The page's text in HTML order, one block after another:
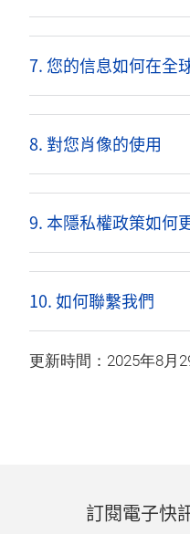
7. 您的信息如何在全
8. 對您肖像的使用
9. 本隱私權政策如何
10. 如何聯繫我們
更新時間：2025年8月
訂閱電子快